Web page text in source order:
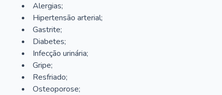
Alergias;
Hipertensão arterial;
Gastrite;
Diabetes;
Infecção urinária;
Gripe;
Resfriado;
Osteoporose;